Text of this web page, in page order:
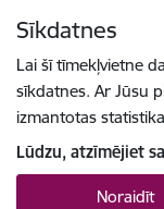
Sīkdatnes
Lai šī tīmekļvietne
sīkdatnes. Ar Jūsu
izmantotas
Lūdzu, atzīmējiet
Noraidīt